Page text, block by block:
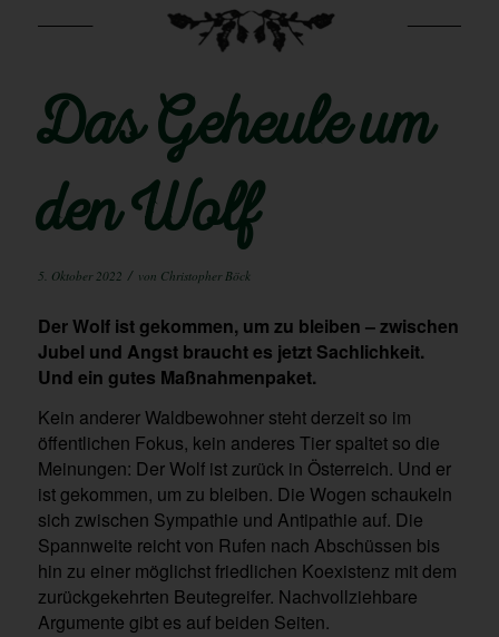
Das Geheule um
den Wolf
5. Oktober 2022 / von Christopher Böck
Der Wolf ist gekommen, um zu bleiben – zwischen
Jubel und Angst braucht es jetzt Sachlichkeit.
Und ein gutes Maßnahmenpaket.
Kein anderer Waldbewohner steht derzeit so im
öffentlichen Fokus, kein anderes Tier spaltet so die
Meinungen: Der Wolf ist zurück in Österreich. Und er
ist gekommen, um zu bleiben. Die Wogen schaukeln
sich zwischen Sympathie und Antipathie auf. Die
Spannweite reicht von Rufen nach Abschüssen bis
hin zu einer möglichst friedlichen Koexistenz mit dem
zurückgekehrten Beutegreifer. Nachvollziehbare
Argumente gibt es auf beiden Seiten.